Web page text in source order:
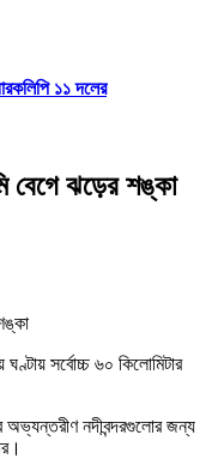
১১ দলের
বেগে ঝড়ের শঙ্কা
সর্বোচ্চ ৬০ কিলোমিটার
অভ্যন্তরীণ নদীবন্দরগুলোর জন্য